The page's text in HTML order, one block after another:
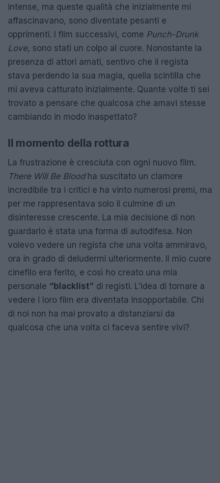
intense, ma queste qualità che inizialmente mi
affascinavano, sono diventate pesanti e
opprimenti. I film successivi, come Punch-Drunk
Love, sono stati un colpo al cuore. Nonostante la
presenza di attori amati, sentivo che il regista
stava perdendo la sua magia, quella scintilla che
mi aveva catturato inizialmente. Quante volte ti sei
trovato a pensare che qualcosa che amavi stesse
cambiando in modo inaspettato?
Il momento della rottura
La frustrazione è cresciuta con ogni nuovo film.
There Will Be Bloodha suscitato un clamore
incredibile tra i critici e ha vinto numerosi premi, ma
per me rappresentava solo il culmine di un
disinteresse crescente. La mia decisione di non
guardarlo è stata una forma di autodifesa. Non
volevo vedere un regista che una volta ammiravo,
ora in grado di deludermi ulteriormente. Il mio cuore
cinefilo era ferito, e così ho creato una mia
personale “blacklist” di registi. L’idea di tornare a
vedere i loro film era diventata insopportabile. Chi
di noi non ha mai provato a distanziarsi da
qualcosa che una volta ci faceva sentire vivi?